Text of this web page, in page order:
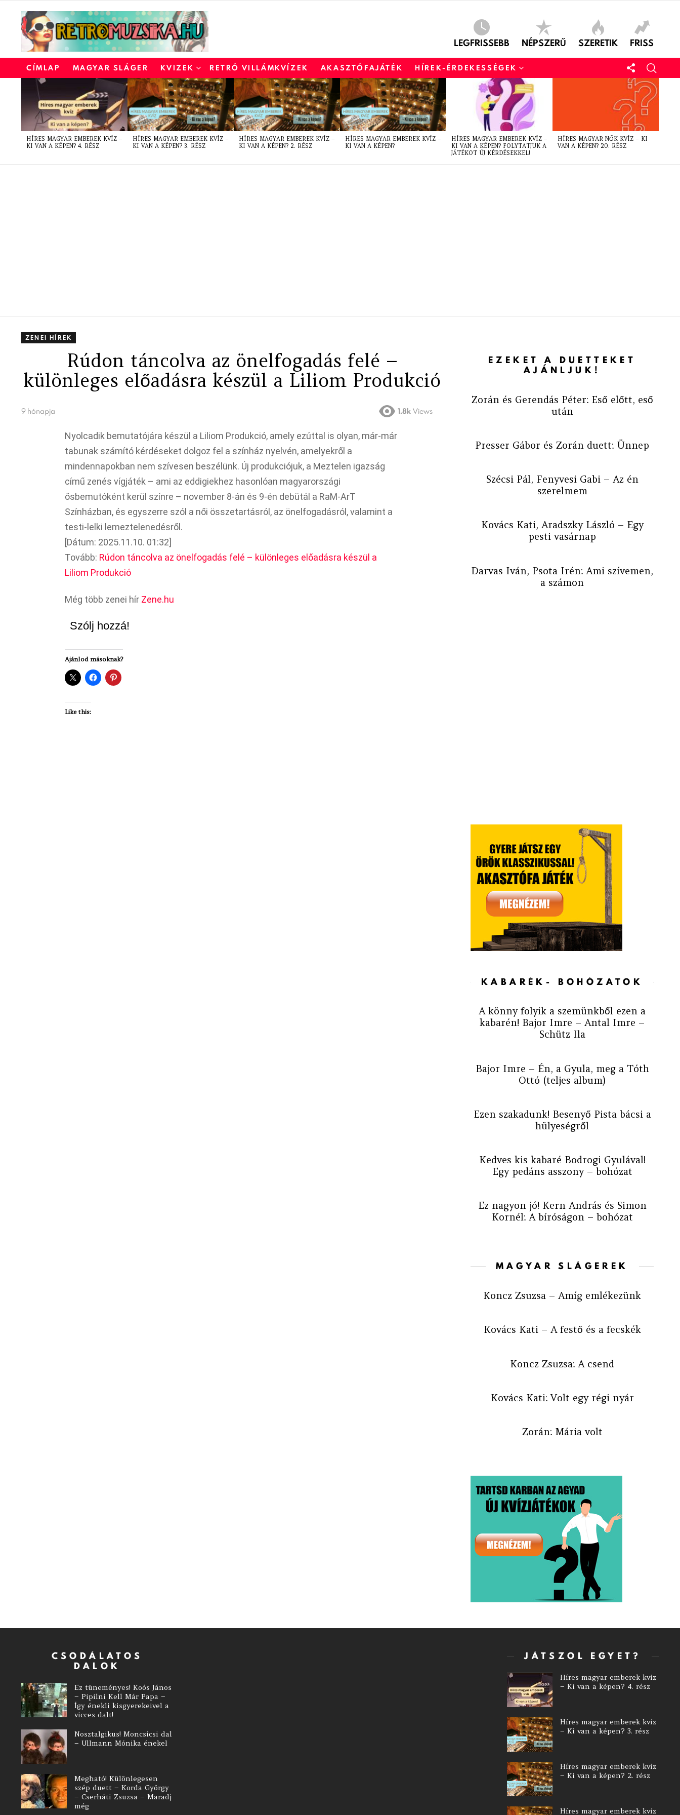
LEGFRISSEBB NÉPSZERŰ SZERETIK FRISS
CÍMLAP MAGYAR SLÁGER KVIZEK RETRÓ VILLÁMKVÍZEK AKASZTÓFAJÁTÉK HÍREK-ÉRDEKESSÉGEK
LATEST
STORIES
HÍRES MAGYAR EMBEREK KVÍZ –
KI VAN A KÉPEN? 4. RÉSZ
HÍRES MAGYAR EMBEREK KVÍZ –
KI VAN A KÉPEN? 3. RÉSZ
HÍRES MAGYAR EMBEREK KVÍZ –
KI VAN A KÉPEN? 2. RÉSZ
HÍRES MAGYAR EMBEREK KVÍZ –
KI VAN A KÉPEN?
HÍRES MAGYAR EMBEREK KVÍZ –
KI VAN A KÉPEN? FOLYTATJUK A
JÁTÉKOT ÚJ KÉRDÉSEKKEL!
HÍRES MAGYAR NŐK KVÍZ – KI
VAN A KÉPEN? 20. RÉSZ
ZENEI HÍREK
Rúdon táncolva az önelfogadás felé –
különleges előadásra készül a Liliom Produkció
9 hónapja 1.8k Views
Nyolcadik bemutatójára készül a Liliom Produkció, amely ezúttal is olyan, már-már
tabunak számító kérdéseket dolgoz fel a színház nyelvén, amelyekről a
mindennapokban nem szívesen beszélünk. Új produkciójuk, a Meztelen igazság
című zenés vígjáték – ami az eddigiekhez hasonlóan magyarországi
ősbemutóként kerül színre – november 8-án és 9-én debütál a RaM-ArT
Színházban, és egyszerre szól a női összetartásról, az önelfogadásról, valamint a
testi-lelki lemeztelenedésről.
[Dátum: 2025.11.10. 01:32]
Tovább: Rúdon táncolva az önelfogadás felé – különleges előadásra készül a
Liliom Produkció
Még több zenei hír Zene.hu
Szólj hozzá!
Ajánlod másoknak?
Like this:
EZEKET A DUETTEKET
AJÁNLJUK!
Zorán és Gerendás Péter: Eső előtt, eső
után
Presser Gábor és Zorán duett: Ünnep
Szécsi Pál, Fenyvesi Gabi – Az én
szerelmem
Kovács Kati, Aradszky László – Egy
pesti vasárnap
Darvas Iván, Psota Irén: Ami szívemen,
a számon
KABARÉK- BOHÓZATOK
A könny folyik a szemünkből ezen a
kabarén! Bajor Imre – Antal Imre –
Schütz Ila
Bajor Imre – Én, a Gyula, meg a Tóth
Ottó (teljes album)
Ezen szakadunk! Besenyő Pista bácsi a
hülyeségről
Kedves kis kabaré Bodrogi Gyulával!
Egy pedáns asszony – bohózat
Ez nagyon jó! Kern András és Simon
Kornél: A bíróságon – bohózat
MAGYAR SLÁGEREK
Koncz Zsuzsa – Amíg emlékezünk
Kovács Kati – A festő és a fecskék
Koncz Zsuzsa: A csend
Kovács Kati: Volt egy régi nyár
Zorán: Mária volt
CSODÁLATOS
DALOK
Ez tüneményes! Koós János
– Pipilni Kell Már Papa –
Így énekli kisgyerekeivel a
vicces dalt!
Nosztalgikus! Moncsicsi dal
– Ullmann Mónika énekel
Megható! Különlegesen
szép duett – Korda György
– Cserháti Zsuzsa – Maradj
még
JÁTSZOL EGYET?
Híres magyar emberek kvíz
– Ki van a képen? 4. rész
Híres magyar emberek kvíz
– Ki van a képen? 3. rész
Híres magyar emberek kvíz
– Ki van a képen? 2. rész
Híres magyar emberek kvíz